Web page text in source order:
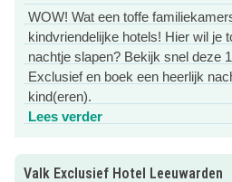
Perfect voor eenlangere
Wat maakt Valk Exclusief
✓ Gezellige boerderijwoningen
✓ Familiekamers voor 4 of 6
✓ Sloepverhuur
het weekend. Met
WOW! Wat een toffe
kindvriendelijke hotels! Hier wil je
nachtje slapen? Bekijk snel deze
Exclusief en boek een heerlijk
kind(eren).
Lees verderLees verder
Valk Exclusief Hotel Leeuwarden